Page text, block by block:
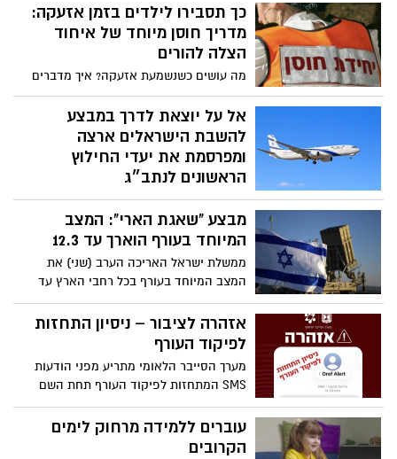
מתיר התכנסות
כך תסבירו לילדים בזמן אזעקה:
מדריך חוסן מיוחד של איחוד
הצלה להורים
מה עושים כשנשמעת אזעקה? איך מדברים
עם הילדים על הפחד? ואיך שומרים על רוגע
בתוך דקות של מתח? באיחוד הצלה
מפרסמים מדריך מצולם ב־8 תמונות עם כלים
פשוטים וברורים להורים – לשמירה על
ביטחון, חוסן ושלווה גם בזמן חירום
אל על יוצאת לדרך במבצע
להשבת הישראלים ארצה
ומפרסמת את יעדי החילוץ
הראשונים לנתב״ג
בכפוף לאישור המדינה וגופי הביטחון, תיבחן
הפעלת טיסות במטוסי KlasJet מיעדים
קרובים באירופה, לטאבה או לעקבה עבור
לקוחות אל על וסאן דור אל על מודיעה על
תחילת ההיערכות למבצע החילוץ שיחל ברגע
מבצע "שאגת הארי": המצב
המיוחד בעורף הוארך עד 12.3
ממשלת ישראל האריכה הערב (שני) את
המצב המיוחד בעורף בכל רחבי הארץ עד
ל-12 במרץ 2026, במסגרת מבצע "שאגת הארי"
והמערכה המתנהלת מול איראן. ההחלטה
התקבלה בתום הערכת מצב, וכוללת המשך
סגירת מוסדות החינוך והטלת מגבלות על
פעילות מקומות העבודה.
אזהרה לציבור – ניסיון התחזות
לפיקוד העורף
מערך הסייבר הלאומי מתריע מפני הודעות
SMS המתחזות לפיקוד העורף תחת השם
“Oref Alert” המכילות בקשה לעדכן לגרסה
חדשה של האפליקציה באמצעות קישור
מצורף
עוברים ללמידה מרחוק לימים
הקרובים